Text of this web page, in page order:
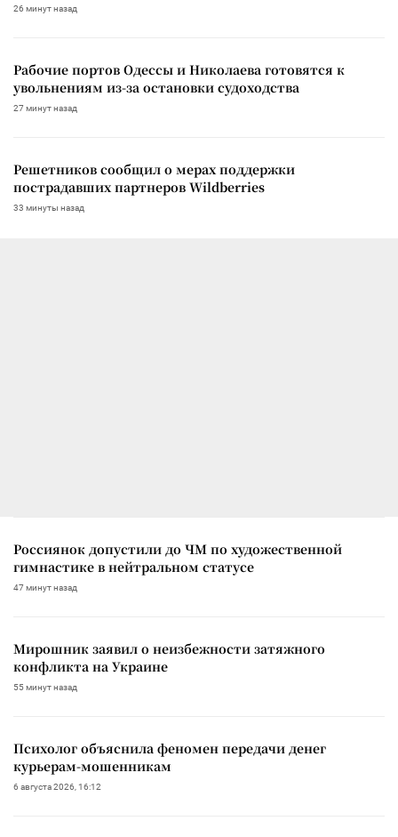
26 минут назад
Рабочие портов Одессы и Николаева готовятся к
увольнениям из-за остановки судоходства
27 минут назад
Решетников сообщил о мерах поддержки
пострадавших партнеров Wildberries
33 минуты назад
Россиянок допустили до ЧМ по художественной
гимнастике в нейтральном статусе
47 минут назад
Мирошник заявил о неизбежности затяжного
конфликта на Украине
55 минут назад
Психолог объяснила феномен передачи денег
курьерам-мошенникам
6 августа 2026, 16:12